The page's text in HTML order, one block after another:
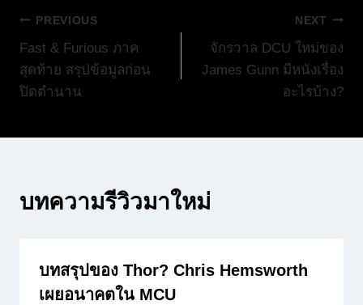
แนะแนว
เรื่อง
PREVIOUS
Fast & Furious ภาค
สุดท้าย สรุปข้อมูลก่อน
ปิดตำนาน
NEXT
จักรวาล DCU ใหม่ของ
James Gunn มีหนังเรื่อง
อะไรบ้าง?
บทความรีวิวมาใหม่
บทสรุปของ Thor? Chris Hemsworth
เผยอนาคตใน MCU